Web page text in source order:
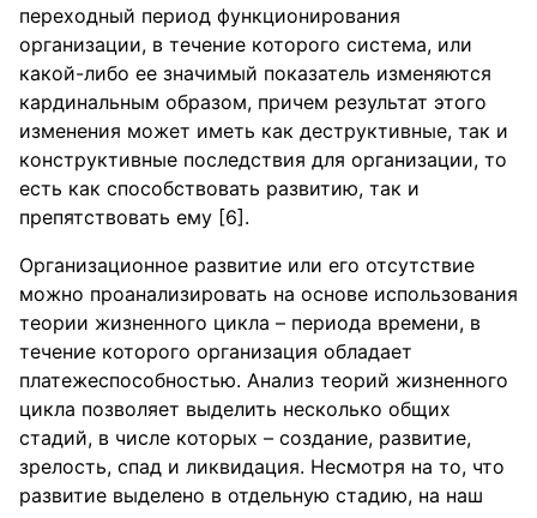
переходный период функционирования
организации, в течение которого система, или
какой-либо ее значимый показатель изменяются
кардинальным образом, причем результат этого
изменения может иметь как деструктивные, так и
конструктивные последствия для организации, то
есть как способствовать развитию, так и
препятствовать ему [6].
Организационное развитие или его отсутствие
можно проанализировать на основе использования
теории жизненного цикла – периода времени, в
течение которого организация обладает
платежеспособностью. Анализ теорий жизненного
цикла позволяет выделить несколько общих
стадий, в числе которых – создание, развитие,
зрелость, спад и ликвидация. Несмотря на то, что
развитие выделено в отдельную стадию, на наш